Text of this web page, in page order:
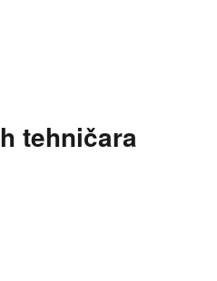
tehničara